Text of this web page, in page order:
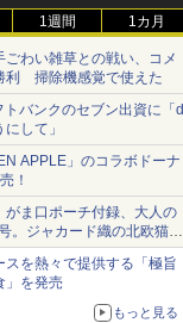
1週間 1カ月
ごわい雑草との戦い、コメ
利 掃除機感覚で使えた
トバンクのセブン出資に「d
して」
APPLE」のコラボドーナ
！
がま口ポーチ付録、大人の
。ジャカード織の北欧猫デ
スを熱々で提供する「極旨
」を発売
もっと見る